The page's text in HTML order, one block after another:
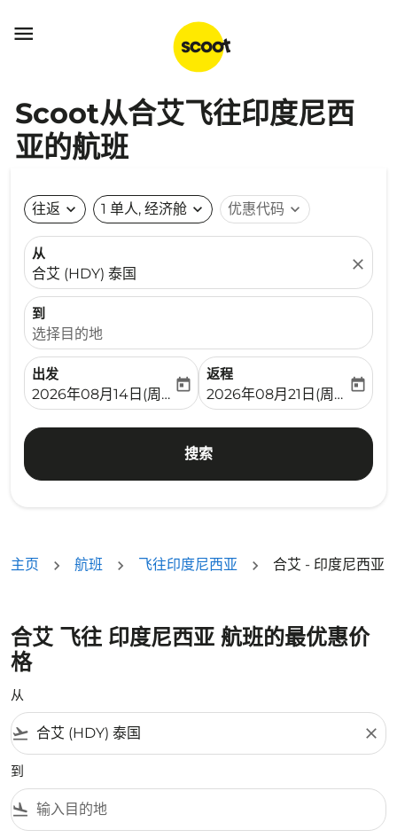

Scoot从合艾飞往印度尼西
亚的航班
往返 expand_more 1 单人, 经济舱 expand_more 优惠代码 expand_more
从
合艾 (HDY) 泰国
close
到
选择目的地
出发
fc-booking-departure-date-aria-label
2026年08月14日(周五)
today
返程
fc-booking-return-date-
2026年08月21日(周五)
today
搜索
主页 航班 飞往印度尼西亚 合艾 - 印度尼西亚
合艾 飞往 印度尼西亚 航班的最优惠价
格
从
flight_takeoff close
到
flight_land